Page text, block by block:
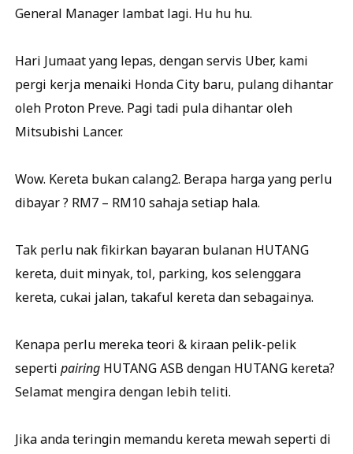
General Manager lambat lagi. Hu hu hu.
Hari Jumaat yang lepas, dengan servis Uber, kami
pergi kerja menaiki Honda City baru, pulang dihantar
oleh Proton Preve. Pagi tadi pula dihantar oleh
Mitsubishi Lancer.
Wow. Kereta bukan calang2. Berapa harga yang perlu
dibayar ? RM7 – RM10 sahaja setiap hala.
Tak perlu nak fikirkan bayaran bulanan HUTANG
kereta, duit minyak, tol, parking, kos selenggara
kereta, cukai jalan, takaful kereta dan sebagainya.
Kenapa perlu mereka teori & kiraan pelik-pelik
seperti pairing HUTANG ASB dengan HUTANG kereta?
Selamat mengira dengan lebih teliti.
Jika anda teringin memandu kereta mewah seperti di